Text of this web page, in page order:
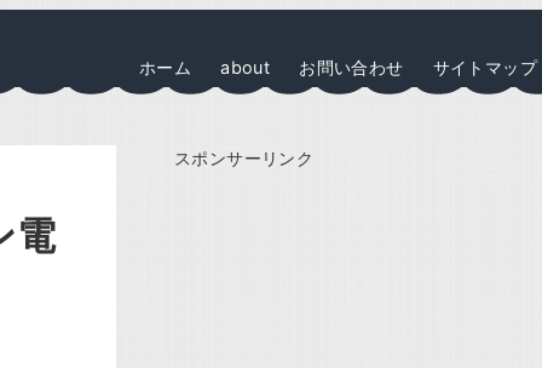
ホーム about お問い合わせ サイトマップ
電
スポンサーリンク